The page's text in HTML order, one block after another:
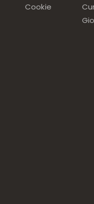
Cookie